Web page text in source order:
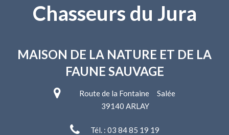
Chasseurs du Jura
MAISON DE LA NATURE ET DE LA
FAUNE SAUVAGE
Route de la Fontaine Salée
39140 ARLAY
Tél. : 03 84 85 19 19